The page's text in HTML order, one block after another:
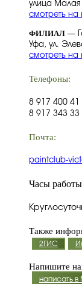
улица Малая
смотреть на
ФИЛИАЛ —
Уфа, ул.
смотреть на
Телефоны:
8 917 400 41
8 917 343 33
Почта:
paintclub-
Часы
Также
2ГИС
Напишите
написать в